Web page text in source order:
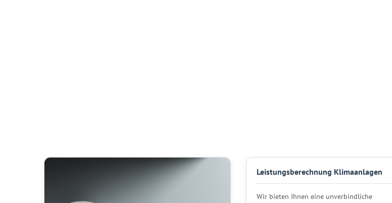
Leistungsberechnung Klimaanlagen
Wir bieten Ihnen eine unverbindliche